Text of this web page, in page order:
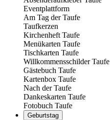
Eventplattform
Am Tag der Taufe
Taufkerzen
Kirchenheft Taufe
Menükarten Taufe
Tischkarten Taufe
Willkommensschilder Taufe
Gästebuch Taufe
Kartenbox Taufe
Nach der Taufe
Dankeskarten Taufe
Fotobuch Taufe
Geburtstag